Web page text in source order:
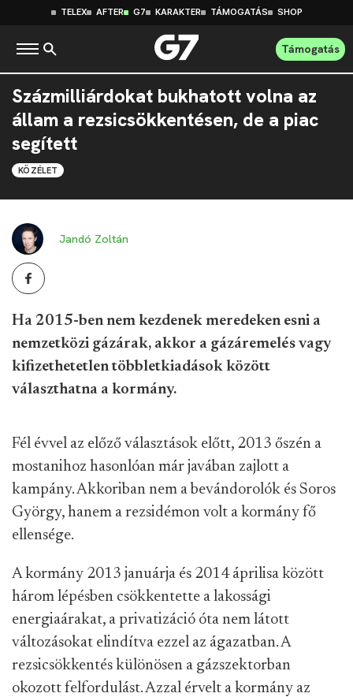
TELEX AFTER G7 KARAKTER TÁMOGATÁS SHOP
Támogatás
Százmilliárdokat bukhatott volna az
állam a rezsicsökkentésen, de a piac
segített
KÖZÉLET
Jandó Zoltán
Ha 2015-ben nem kezdenek meredeken esni a
nemzetközi gázárak, akkor a gázáremelés vagy
kifizethetetlen többletkiadások között
választhatna a kormány.
Fél évvel az előző választások előtt, 2013 őszén a
mostanihoz hasonlóan már javában zajlott a
kampány. Akkoriban nem a bevándorolók és Soros
György, hanem a rezsidémon volt a kormány fő
ellensége.
A kormány 2013 januárja és 2014 áprilisa között
három lépésben csökkentette a lakossági
energiaárakat, a privatizáció óta nem látott
változásokat elindítva ezzel az ágazatban. A
rezsicsökkentés különösen a gázszektorban
okozott felfordulást. Azzal érvelt a kormány az